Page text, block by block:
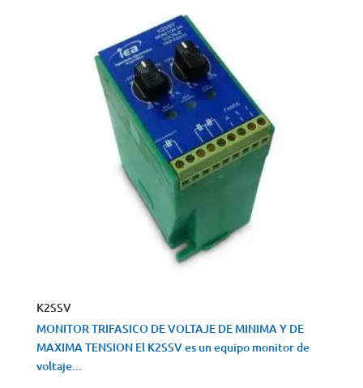
K2SSV
MONITOR TRIFASICO DE VOLTAJE DE MINIMA Y DE
MAXIMA TENSION El K2SSV es un equipo monitor de
voltaje...